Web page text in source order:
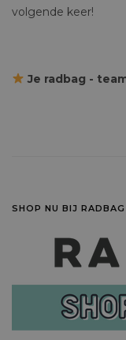
volgende keer!
Je radbag -
SHOP NU BIJ